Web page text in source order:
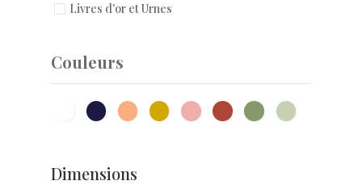
Livres d'or et Urnes
Couleurs
Dimensions